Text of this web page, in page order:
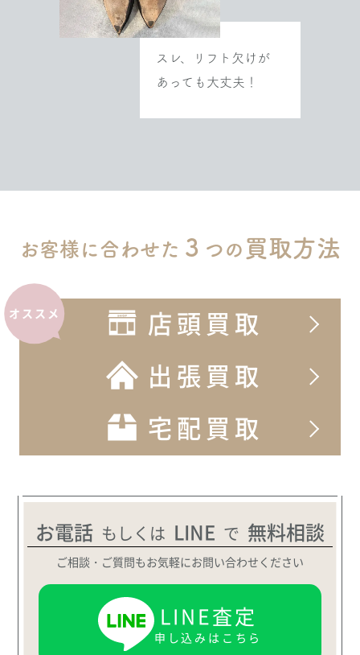
スレ、リフト欠けが
あっても大丈夫！
お客様に合わせた ３ つの 買取方法
オススメ
店頭買取
出張買取
宅配買取
お電話 もしくは LINE で 無料相談
ご相談・ご質問もお気軽にお問い合わせください
LINE査定
申し込みはこちら